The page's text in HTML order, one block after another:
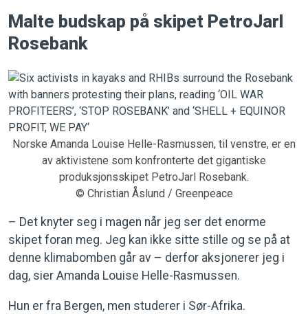
Malte budskap på skipet PetroJarl
Rosebank
Norske Amanda Louise Helle-Rasmussen, til venstre, er en
av aktivistene som konfronterte det gigantiske
produksjonsskipet PetroJarl Rosebank.
© Christian Åslund / Greenpeace
– Det knyter seg i magen når jeg ser det enorme
skipet foran meg. Jeg kan ikke sitte stille og se på at
denne klimabomben går av – derfor aksjonerer jeg i
dag, sier Amanda Louise Helle-Rasmussen.
Hun er fra Bergen, men studerer i Sør-Afrika.